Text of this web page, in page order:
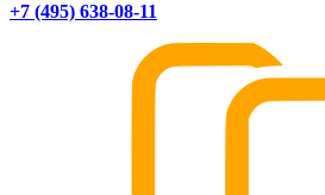
+7 (495) 638-08-11